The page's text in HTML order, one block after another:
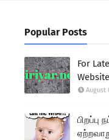
Popular Posts
For
August
பிறப்பு